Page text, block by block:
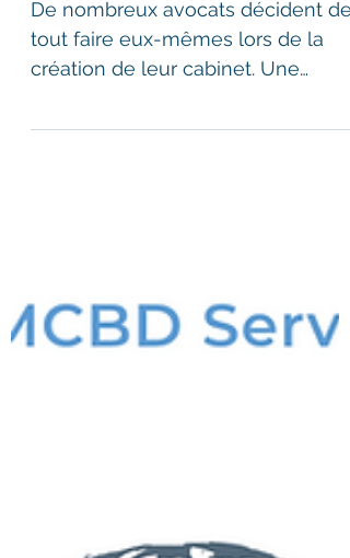
avocats
De nombreux avocats décident de
tout faire eux-mêmes lors de la